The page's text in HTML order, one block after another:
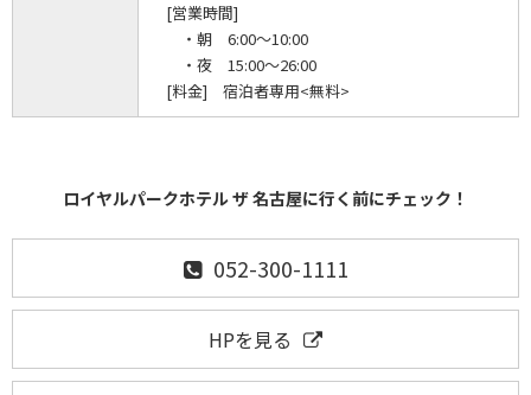
[営業時間]
・朝 6:00～10:00
・夜 15:00～26:00
[料金] 宿泊者専用<無料>
ロイヤルパークホテル ザ 名古屋に行く前にチェック！
052-300-1111
HPを見る